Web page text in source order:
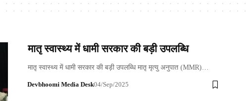
मातृ स्वास्थ्य में धामी सरकार की बड़ी उपलब्धि
मातृ स्वास्थ्य में धामी सरकार की बड़ी उपलब्धि मातृ मृत्यु अनुपात (MMR)…
Devbhoomi Media Desk04/Sep/2025